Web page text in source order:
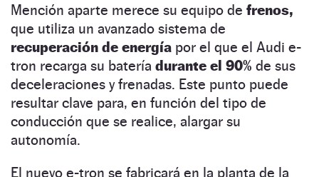
Mención aparte merece su equipo de frenos,
que utiliza un avanzado sistema de
recuperación de energía por el que el Audi e-
tron recarga su batería durante el 90% de sus
deceleraciones y frenadas. Este punto puede
resultar clave para, en función del tipo de
conducción que se realice, alargar su
autonomía.
El nuevo e-tron se fabricará en la planta de la